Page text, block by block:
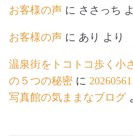
お客様の声 に ささっち
お客様の声 に あり より
温泉街をトコトコ歩く小
の５つの秘密 に
写真館の気ままなブログ